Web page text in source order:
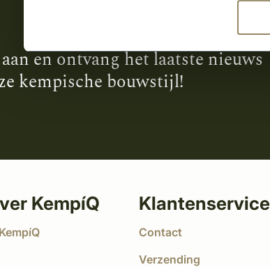
en ontvang het laatste nieuws
kempische bouwstijl!
KempíQ Klantenservice
Contact
Verzending